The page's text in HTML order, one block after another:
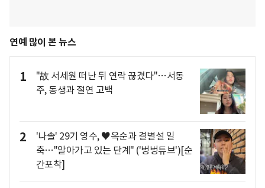
연예 많이 본 뉴스
1
"故 서세원 떠난 뒤 연락 끊겼다"…서동
주, 동생과 절연 고백
2
'나솔' 29기 영수, ♥옥순과 결별설 일
축…"알아가고 있는 단계" ('벙벙튜브')[순
간포착]